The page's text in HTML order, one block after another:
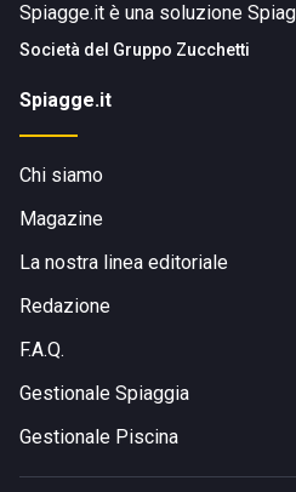
Spiagge.it è una soluzione
Società del Gruppo Zucchetti
Spiagge.it
Chi siamo
Magazine
La nostra linea editoriale
Redazione
F.A.Q.
Gestionale Spiaggia
Gestionale Piscina